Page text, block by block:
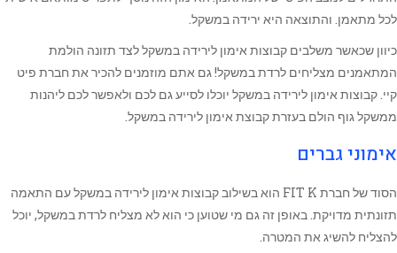
לכל מתאמן. והתוצאה היא ירידה במשקל.
כיוון שכאשר משלבים קבוצות אימון לירידה במשקל לצד תזונה הולמת
המתאמנים מצליחים לרדת במשקל! גם אתם מוזמנים להכיר את חברת פיט
קיי. קבוצות אימון לירידה במשקל יוכלו לסייע גם לכם ולאפשר לכם ליהנות
ממשקל גוף הולם בעזרת קבוצת אימון לירידה במשקל.
אימוני גברים
הסוד של חברת FIT K הוא בשילוב קבוצות אימון לירידה במשקל עם התאמה
תזונתית מדויקת. באופן זה גם מי שטוען כי הוא לא מצליח לרדת במשקל, יוכל
להצליח להשיג את המטרה.